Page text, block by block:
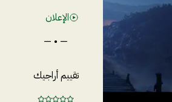
الإعلان
— • —
تقييم أراجيك